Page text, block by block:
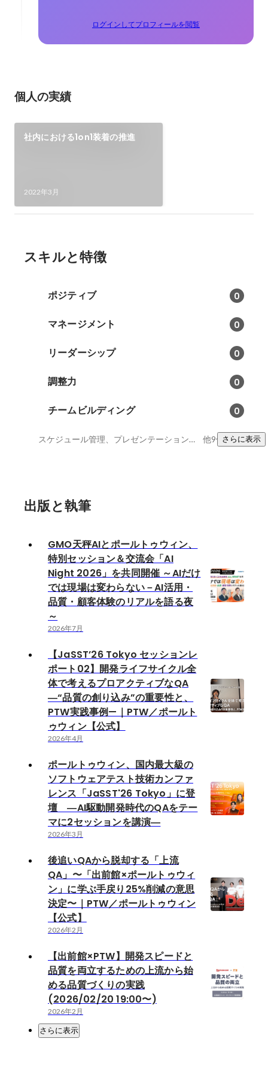
ログインしてプロフィールを閲覧
個人の実績
社内における1on1装着の推進
2022年3月
スキルと特徴
ポジティブ 0
マネージメント 0
リーダーシップ 0
調整力 0
チームビルディング 0
スケジュール管理、プレゼンテーションスキル、Excel 他9件さらに表示
出版と執筆
GMO天秤AIとポールトゥウィン、
特別セッション＆交流会「AI
Night 2026」を共同開催 ～AIだけ
では現場は変わらない－AI活用・
品質・顧客体験のリアルを語る夜
～
2026年7月
【JaSST’26 Tokyo セッションレ
ポート02】開発ライフサイクル全
体で考えるプロアクティブなQA
―“品質の創り込み”の重要性と、
PTW実践事例—｜PTW／ポールト
ゥウィン【公式】
2026年4月
ポールトゥウィン、国内最大級の
ソフトウェアテスト技術カンファ
レンス「JaSST'26 Tokyo」に登
壇 ―AI駆動開発時代のQAをテー
マに2セッションを講演―
2026年3月
後追いQAから脱却する「上流
QA」〜「出前館×ポールトゥウィ
ン」に学ぶ手戻り25%削減の意思
決定〜｜PTW／ポールトゥウィン
【公式】
2026年2月
【出前館×PTW】開発スピードと
品質を両立するための上流から始
める品質づくりの実践
(2026/02/20 19:00〜)
2026年2月
さらに表示